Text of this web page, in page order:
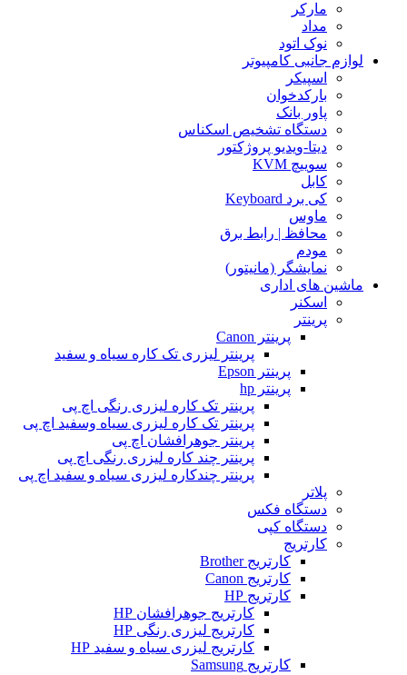
مارکر
مداد
نوک اتود
لوازم جانبی کامپیوتر
اسپیکر
بارکدخوان
پاور بانک
دستگاه تشخیص اسکناس
دیتا-ویدیو پروژکتور
سوییچ KVM
کابل
کی برد Keyboard
ماوس
محافظ | رابط برق
مودم
نمایشگر (مانیتور)
ماشین های اداری
اسکنر
پرینتر
پرینتر Canon
پرینتر لیزری تک کاره سیاه و سفید
پرینتر Epson
پرینتر hp
پرینتر تک کاره لیزری رنگی اچ پی
پرینتر تک کاره لیزری سیاه وسفید اچ پی
پرینتر جوهرافشان اچ پی
پرینتر چند کاره لیزری رنگی اچ پی
پرینتر چندکاره لیزری سیاه و سفید اچ پی
پلاتر
دستگاه فکس
دستگاه کپی
کارتریج
کارتریج Brother
کارتریج Canon
کارتریج HP
کارتریج جوهرافشان HP
کارتریج لیزری رنگی HP
کارتریج لیزری سیاه و سفید HP
کارتریج Samsung